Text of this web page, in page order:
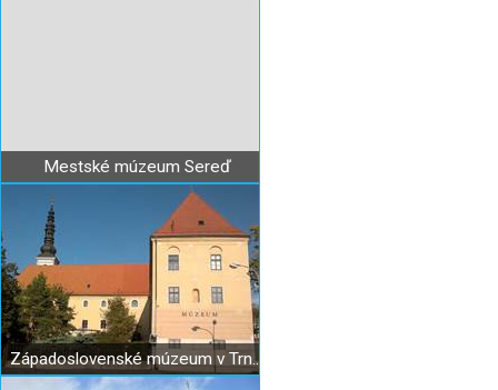
Mestské múzeum Sereď
Západoslovenské múzeum v Trnave